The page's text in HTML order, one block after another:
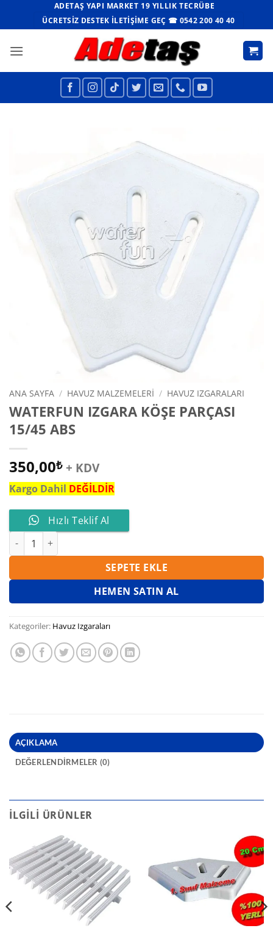
ADETAŞ YAPI MARKET 19 YILLIK TECRÜBE
ÜCRETSIZ DESTEK İLETIŞIME GEÇ ☎ 0542 200 40 40
ANA SAYFA / HAVUZ MALZEMELERI / HAVUZ IZGARALARI
WATERFUN IZGARA KÖŞE PARÇASI
15/45 ABS
350,00₺ + KDV
Kargo Dahil DEĞİLDİR
Hızlı Teklif Al
WATERFUN IZGARA KÖŞE PARÇASI 15/45 ABS adet
SEPETE EKLE
HEMEN SATIN AL
Kategoriler: Havuz Izgaraları
AÇIKLAMA
DEĞERLENDIRMELER (0)
İLGILI ÜRÜNLER